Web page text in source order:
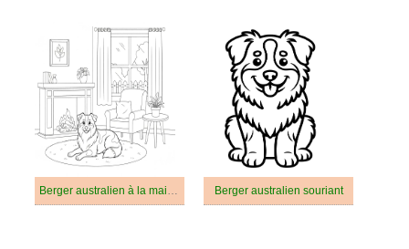
Berger australien à la maison Berger australien souriant